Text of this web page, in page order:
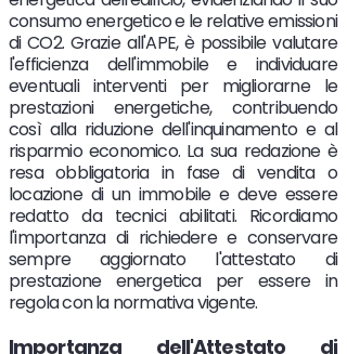
consumo energetico e le relative emissioni
di CO2. Grazie all'APE, è possibile valutare
l'efficienza dell'immobile e individuare
eventuali interventi per migliorarne le
prestazioni energetiche, contribuendo
così alla riduzione dell'inquinamento e al
risparmio economico. La sua redazione è
resa obbligatoria in fase di vendita o
locazione di un immobile e deve essere
redatto da tecnici abilitati. Ricordiamo
l'importanza di richiedere e conservare
sempre aggiornato l'attestato di
prestazione energetica per essere in
regola con la normativa vigente.
Importanza dell'Attestato di